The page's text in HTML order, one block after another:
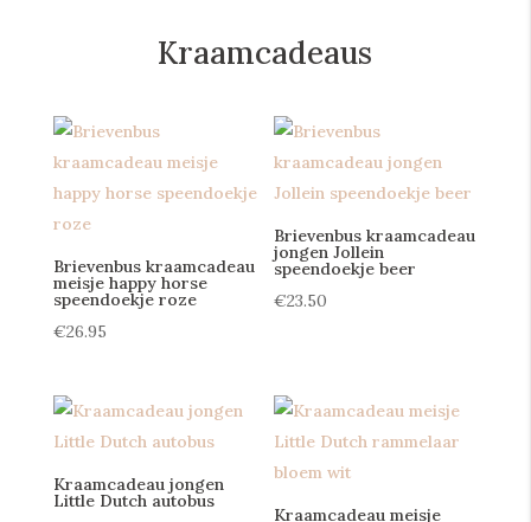
Kraamcadeaus
Brievenbus kraamcadeau
meisje happy horse
speendoekje roze
€26.95
Brievenbus kraamcadeau
jongen Jollein
speendoekje beer
€23.50
Kraamcadeau jongen
Little Dutch autobus
Kraamcadeau meisje